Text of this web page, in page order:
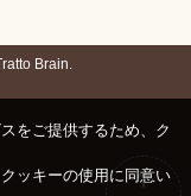
Brain.
をご提供するため、ク
ッキーの使用に同意い